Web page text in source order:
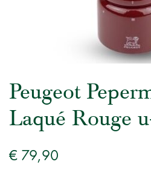
Peugeot
Laqué Rouge
€ 79,90